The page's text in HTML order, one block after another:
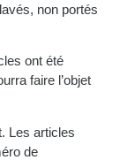
non portés
ont été
faire l’objet
Les articles
de